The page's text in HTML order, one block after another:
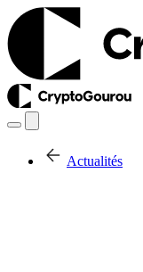
Actualités